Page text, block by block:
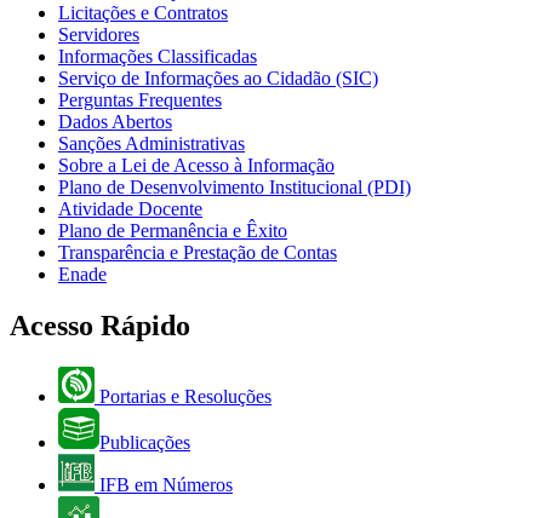
Licitações e Contratos
Servidores
Informações Classificadas
Serviço de Informações ao Cidadão (SIC)
Perguntas Frequentes
Dados Abertos
Sanções Administrativas
Sobre a Lei de Acesso à Informação
Plano de Desenvolvimento Institucional (PDI)
Atividade Docente
Plano de Permanência e Êxito
Transparência e Prestação de Contas
Enade
Acesso Rápido
Portarias e Resoluções
Publicações
IFB em Números